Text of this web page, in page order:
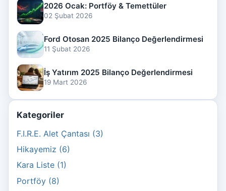
2026 Ocak: Portföy & Temettüler
02 Şubat 2026
Ford Otosan 2025 Bilanço Değerlendirmesi
11 Şubat 2026
İş Yatırım 2025 Bilanço Değerlendirmesi
19 Mart 2026
Kategoriler
F.I.R.E. Alet Çantası (3)
Hikayemiz (6)
Kara Liste (1)
Portföy (8)